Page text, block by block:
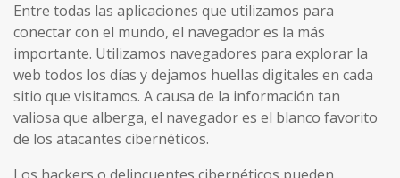
Entre todas las aplicaciones que utilizamos para
conectar con el mundo, el navegador es la más
importante. Utilizamos navegadores para explorar la
web todos los días y dejamos huellas digitales en cada
sitio que visitamos. A causa de la información tan
valiosa que alberga, el navegador es el blanco favorito
de los atacantes cibernéticos.